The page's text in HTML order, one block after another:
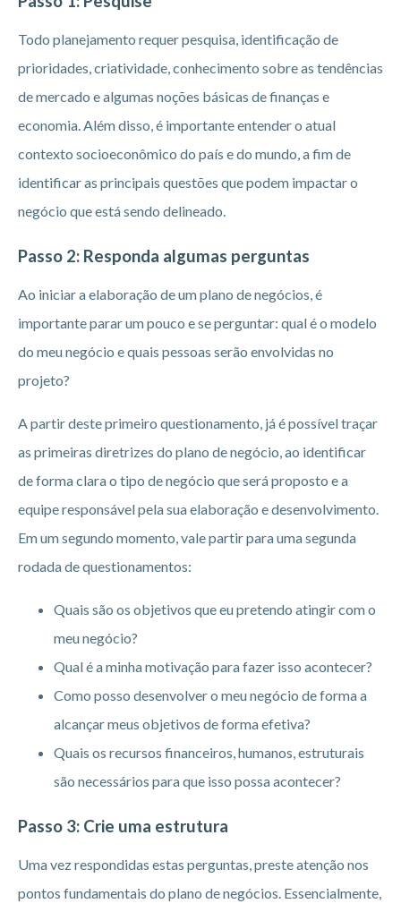
Todo planejamento requer pesquisa, identificação de
prioridades, criatividade, conhecimento sobre as tendências
de mercado e algumas noções básicas de finanças e
economia. Além disso, é importante entender o atual
contexto socioeconômico do país e do mundo, a fim de
identificar as principais questões que podem impactar o
negócio que está sendo delineado.
Passo 2: Responda algumas perguntas
Ao iniciar a elaboração de um plano de negócios, é
importante parar um pouco e se perguntar: qual é o modelo
do meu negócio e quais pessoas serão envolvidas no
projeto?
A partir deste primeiro questionamento, já é possível traçar
as primeiras diretrizes do plano de negócio, ao identificar
de forma clara o tipo de negócio que será proposto e a
equipe responsável pela sua elaboração e desenvolvimento.
Em um segundo momento, vale partir para uma segunda
rodada de questionamentos:
Quais são os objetivos que eu pretendo atingir com o
meu negócio?
Qual é a minha motivação para fazer isso acontecer?
Como posso desenvolver o meu negócio de forma a
alcançar meus objetivos de forma efetiva?
Quais os recursos financeiros, humanos, estruturais
são necessários para que isso possa acontecer?
Passo 3: Crie uma estrutura
Uma vez respondidas estas perguntas, preste atenção nos
pontos fundamentais do plano de negócios. Essencialmente,